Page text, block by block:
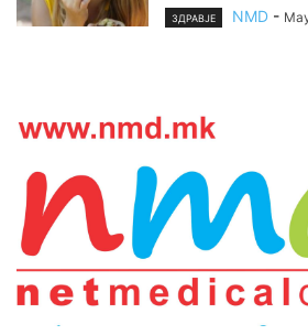
ЗДРАВЈЕ NMD -